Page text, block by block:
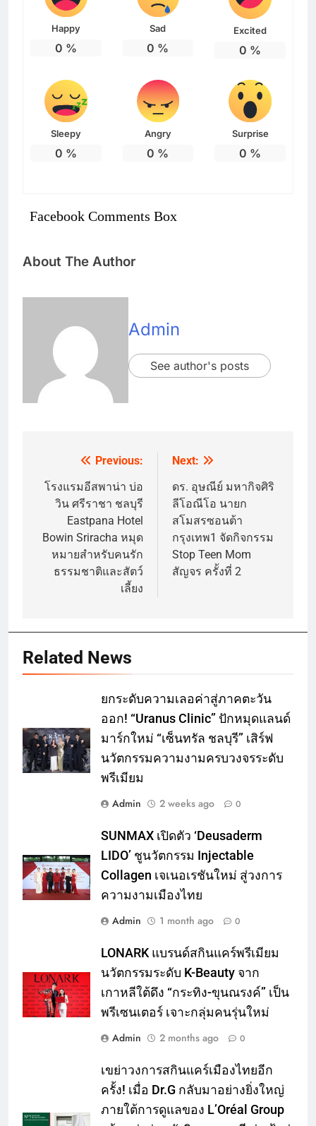
Happy
0 %
Sad
0 %
Excited
0 %
Sleepy
0 %
Angry
0 %
Surprise
0 %
Facebook Comments Box
About The Author
Admin
See author's posts
navigation
Previous:
โรงแรมอีสพาน่า บ่อ
วิน ศรีราชา ชลบุรี
Eastpana Hotel
Bowin Sriracha หมุด
หมายสำหรับคนรัก
ธรรมชาติและสัตว์
เลี้ยง
Next:
ดร. อุษณีย์ มหากิจศิริ
ลีโอณีโอ นายก
สโมสรซอนต้า
กรุงเทพ1 จัดกิจกรรม
Stop Teen Mom
สัญจร ครั้งที่ 2
Related News
ยกระดับความเลอค่าสู่ภาคตะวัน
ออก! “Uranus Clinic” ปักหมุดแลนด์
มาร์กใหม่ “เซ็นทรัล ชลบุรี” เสิร์ฟ
นวัตกรรมความงามครบวงจรระดับ
พรีเมียม
Admin
2 weeks ago 0
SUNMAX เปิดตัว ‘Deusaderm
LIDO’ ชูนวัตกรรม Injectable
Collagen เจเนอเรชันใหม่ สู่วงการ
ความงามเมืองไทย
Admin
1 month ago 0
LONARK แบรนด์สกินแคร์พรีเมียม
นวัตกรรมระดับ K-Beauty จาก
เกาหลีใต้ดึง “กระทิง-ขุนณรงค์” เป็น
พรีเซนเตอร์ เจาะกลุ่มคนรุ่นใหม่
Admin
2 months ago 0
เขย่าวงการสกินแคร์เมืองไทยอีก
ครั้ง! เมื่อ Dr.G กลับมาอย่างยิ่งใหญ่
ภายใต้การดูแลของ L’Oréal Group